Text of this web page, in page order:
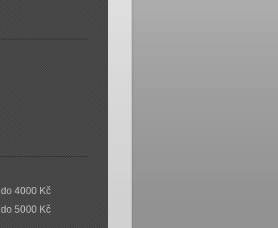
do 4000 Kč
do 5000 Kč